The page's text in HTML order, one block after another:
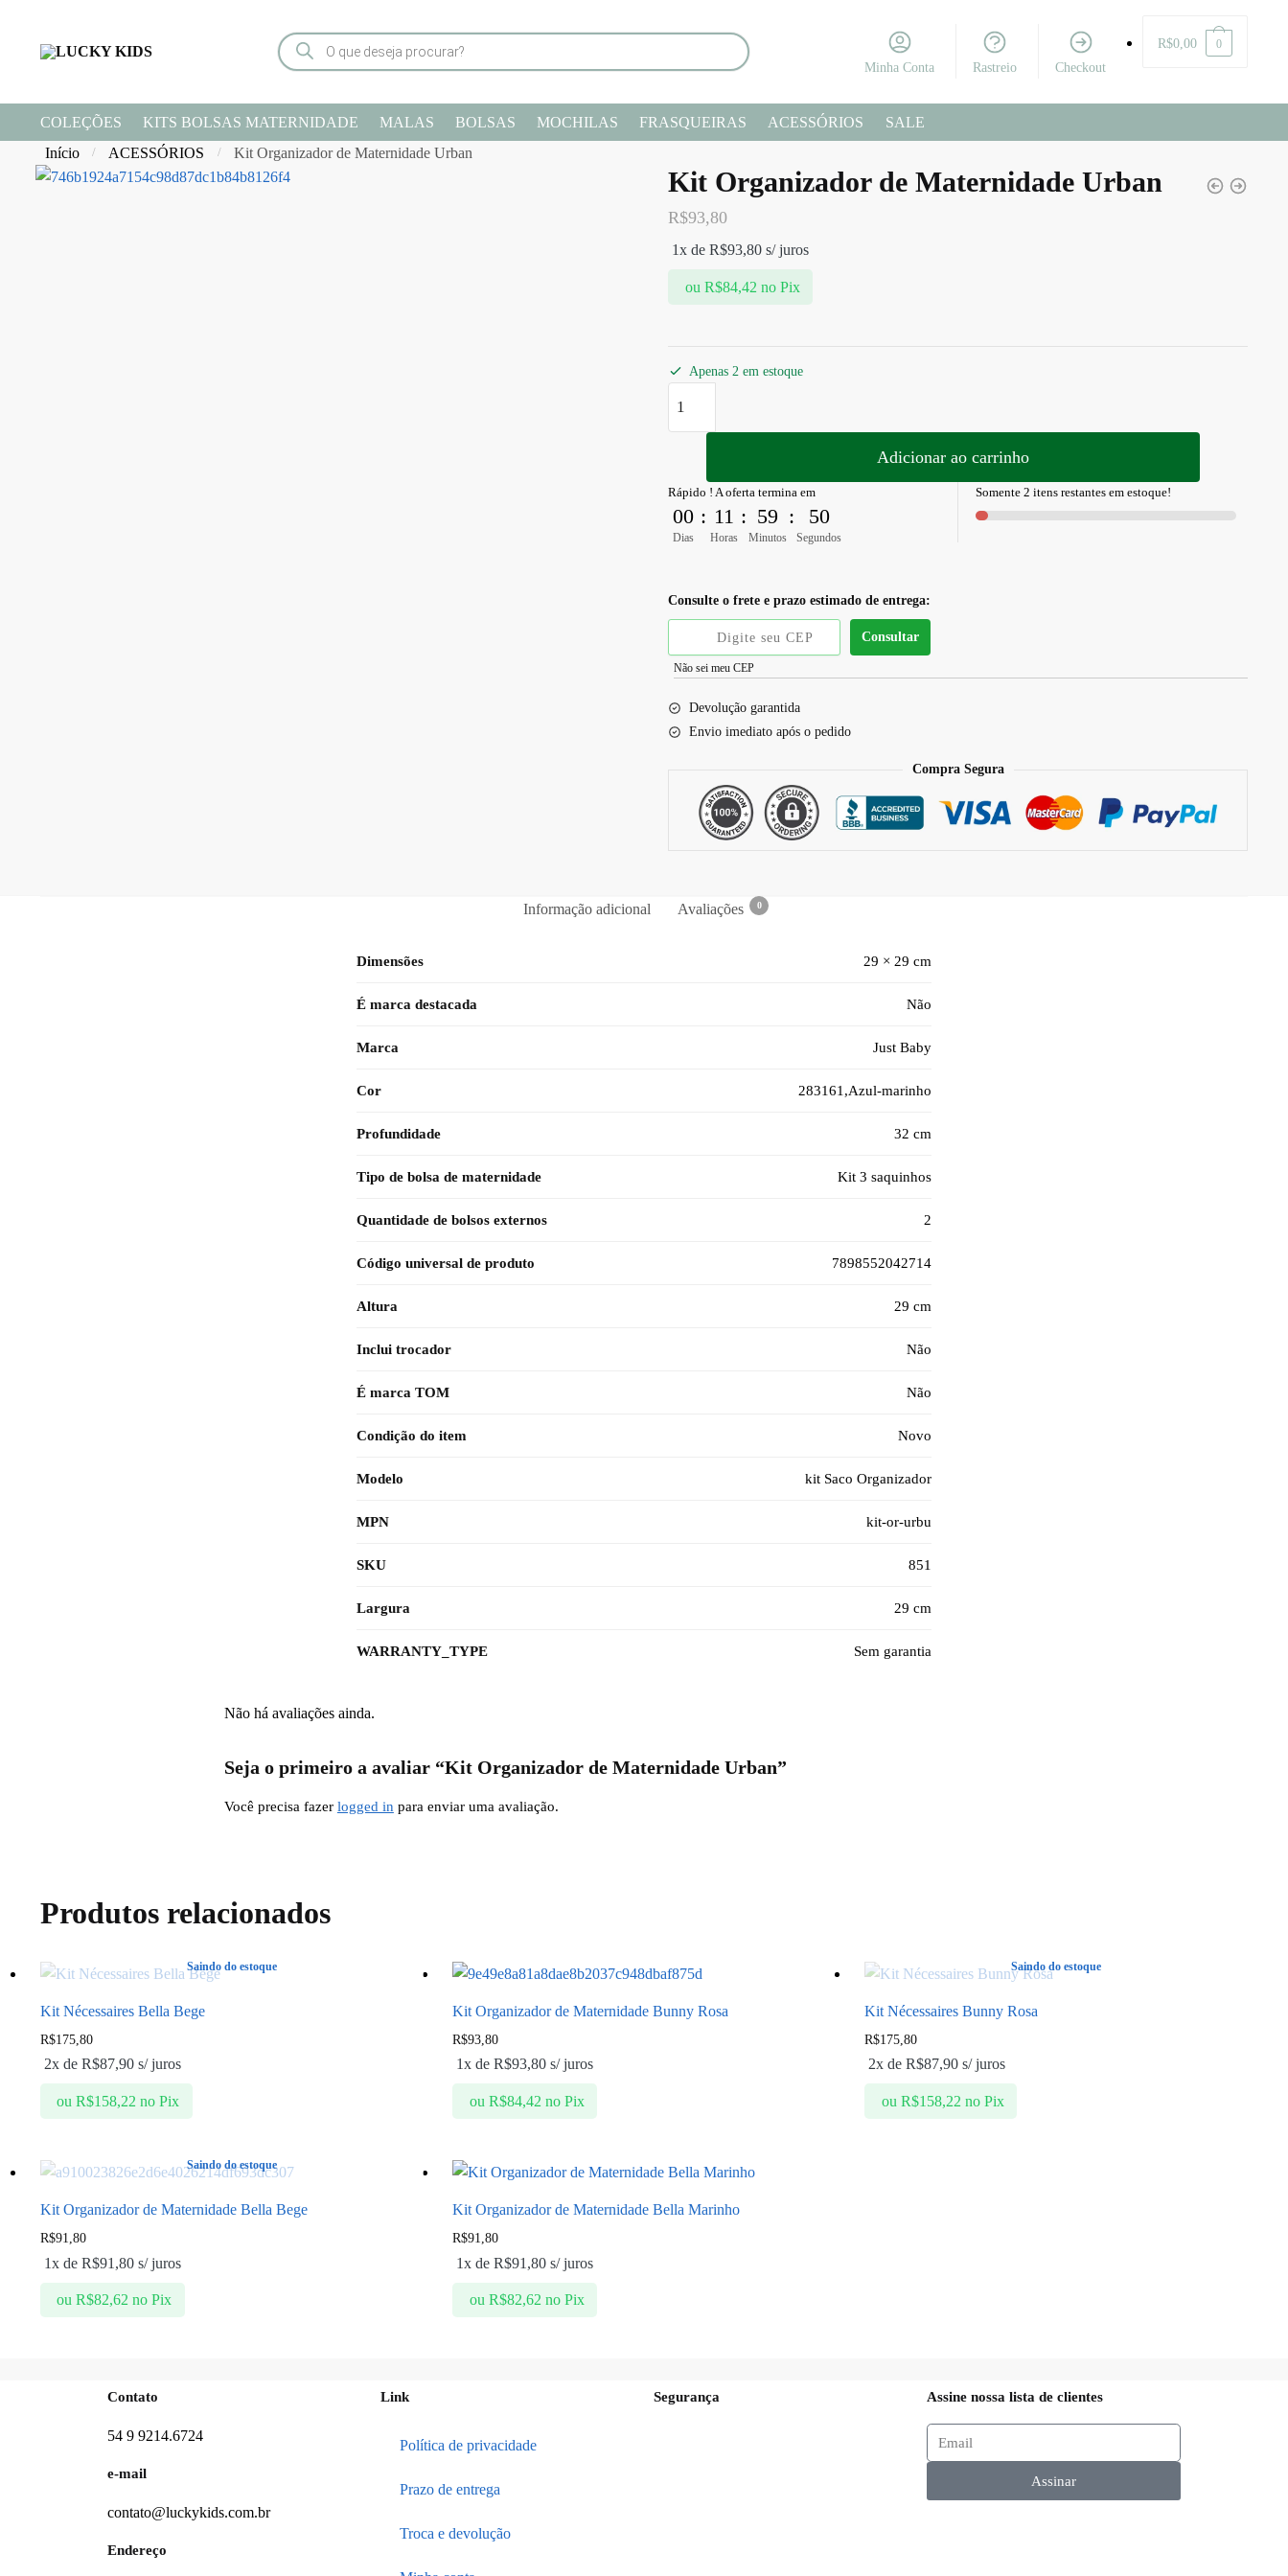
Minha Conta Rastreio Checkout
R$0,00 0
COLEÇÕES KITS BOLSAS MATERNIDADE MALAS BOLSAS MOCHILAS FRASQUEIRAS ACESSÓRIOS
SALE
Início
/ ACESSÓRIOS / Kit Organizador de Maternidade Urban
Kit Organizador de Maternidade Urban
R$93,80
ou R$84,42 no Pix
1x deR$93,80 s/ juros
Apenas 2 em estoque
Adicionar ao carrinho
Rápido ! A oferta termina em
00
Dias
: 11
Horas
: 59
Minutos
: 49
Segundos
Somente 2 itens restantes em estoque!
Consulte o frete e prazo estimado de entrega:
Consultar
Não sei meu CEP
Devolução garantida
Envio imediato após o pedido
Compra Segura
Informação adicional Avaliações 0
Dimensões 29 × 29 cm
É marca destacada Não
Marca Just Baby
Cor 283161,Azul-marinho
Profundidade 32 cm
Tipo de bolsa de maternidade Kit 3 saquinhos
Quantidade de bolsos externos 2
Código universal de produto 7898552042714
Altura 29 cm
Inclui trocador Não
É marca TOM Não
Condição do item Novo
Modelo kit Saco Organizador
MPN kit-or-urbu
SKU 851
Largura 29 cm
WARRANTY_TYPE Sem garantia
Não há avaliações ainda.
Seja o primeiro a avaliar “Kit Organizador de Maternidade Urban”
Você precisa fazer logged in para enviar uma avaliação.
Produtos relacionados
Saindo do estoque
Kit Nécessaires Bella Bege
R$175,80
ou R$158,22 no Pix
2x de R$87,90s/ juros
Kit Organizador de Maternidade Bunny Rosa
R$93,80
ou R$84,42 no Pix
1x de R$93,80s/ juros
Saindo do estoque
Kit Nécessaires Bunny Rosa
R$175,80
ou R$158,22 no Pix
2x deR$87,90 s/ juros
Saindo do estoque
Kit Organizador de Maternidade Bella Bege
R$91,80
ou R$82,62 no Pix
1x de R$91,80s/ juros
Kit Organizador de Maternidade Bella Marinho
R$91,80
ou R$82,62 no Pix
1x de R$91,80s/ juros
Contato
54 9 9214.6724
e-mail
contato@luckykids.com.br
Endereço
Link
Política de privacidade
Prazo de entrega
Troca e devolução
Segurança Assine nossa lista de clientes
Assinar